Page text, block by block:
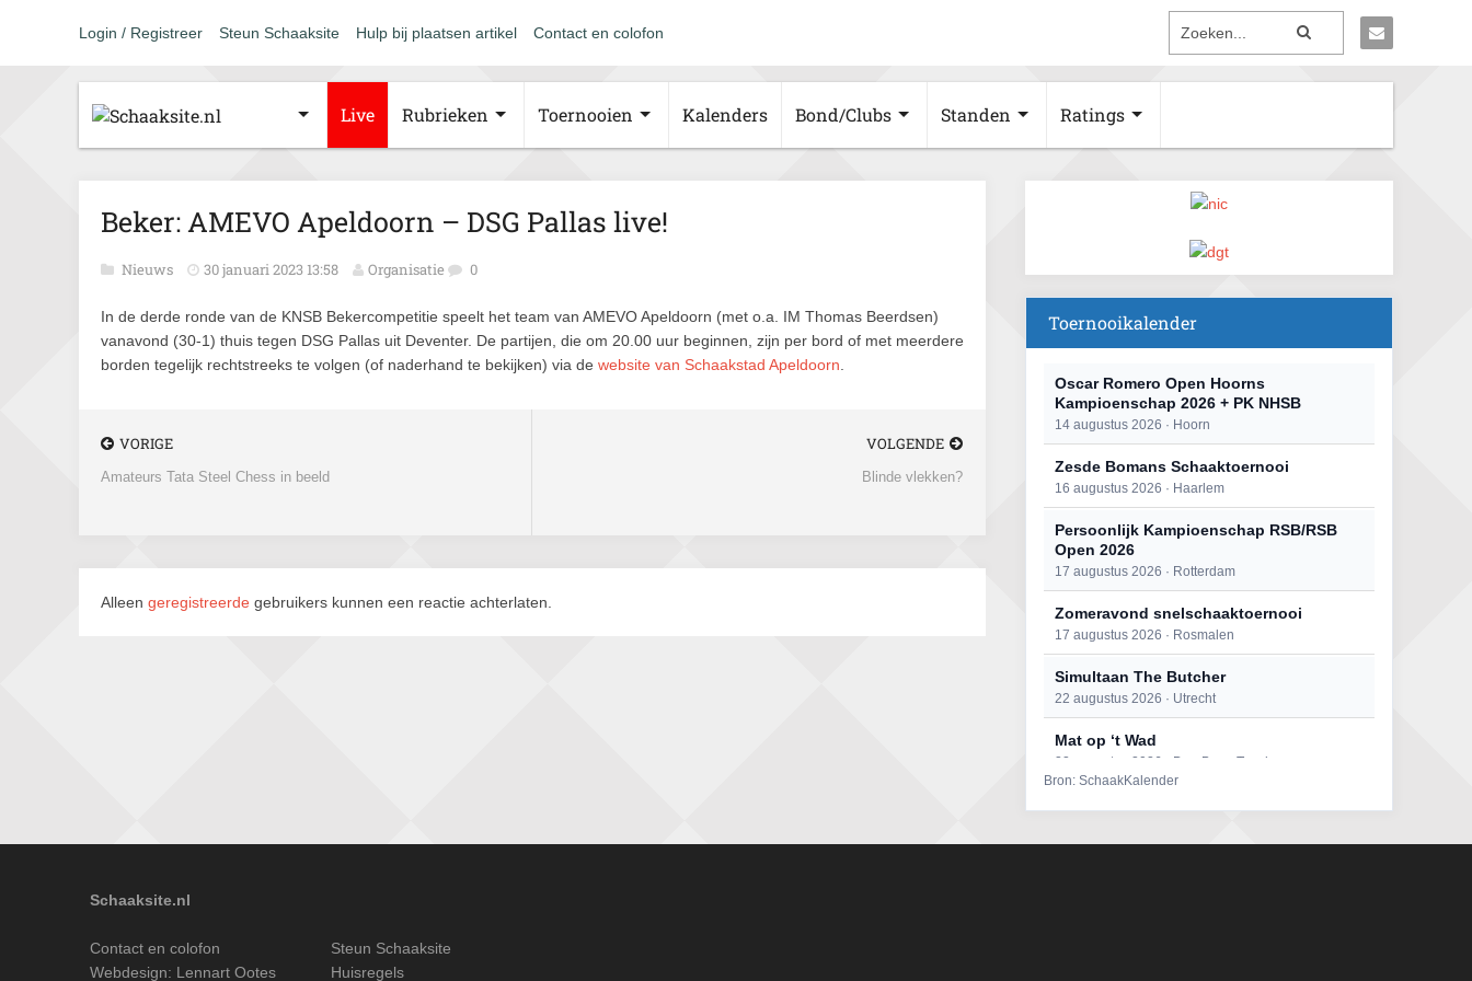
Login / Registreer Steun Schaaksite Hulp bij plaatsen artikel Contact en colofon
Live Rubrieken Toernooien Kalenders Bond/Clubs Standen Ratings
Beker: AMEVO Apeldoorn – DSG Pallas live!
Nieuws 30 januari 2023 13:58 Organisatie 0
In de derde ronde van de KNSB Bekercompetitie speelt het team van AMEVO Apeldoorn (met o.a. IM Thomas Beerdsen)
vanavond (30-1) thuis tegen DSG Pallas uit Deventer. De partijen, die om 20.00 uur beginnen, zijn per bord of met meerdere
borden tegelijk rechtstreeks te volgen (of naderhand te bekijken) via de website van Schaakstad Apeldoorn
VORIGE
Amateurs Tata Steel Chess in beeld
VOLGENDE
Blinde vlekken?
Alleen geregistreerde gebruikers kunnen een reactie achterlaten.
Toernooikalender
Oscar Romero Open Hoorns
Kampioenschap 2026 + PK NHSB
14 augustus 2026 · Hoorn
Zesde Bomans Schaaktoernooi
16 augustus 2026 · Haarlem
Persoonlijk Kampioenschap RSB/RSB
Open 2026
17 augustus 2026 · Rotterdam
Zomeravond snelschaaktoernooi
17 augustus 2026 · Rosmalen
Simultaan The Butcher
22 augustus 2026 · Utrecht
Mat op ‘t Wad
22 augustus 2026 · Den Burg, Texel
22 augustus 2026 · Udenhout, Gemeente Tilburg
Bron: SchaakKalender
Schaaksite.nl
Contact en colofon
Webdesign: Lennart Ootes
Steun Schaaksite
Huisregels